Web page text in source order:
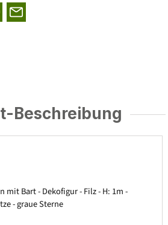
Beschreibung
mit Bart - Dekofigur - Filz - H: 1m -
- graue Sterne